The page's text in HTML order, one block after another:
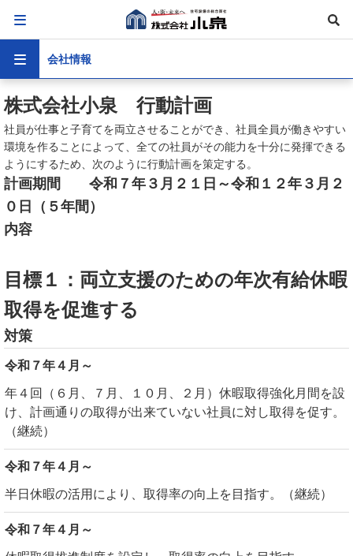
会社情報
株式会社小泉 行動計画
社員が仕事と子育てを両立させることができ、社員全員が働きやすい
環境を作ることによって、全ての社員がその能力を十分に発揮できる
ようにするため、次のように行動計画を策定する。
計画期間 令和７年３月２１日～令和１２年３月２
０日（５年間）
内容
目標１：両立支援のための年次有給休暇
取得を促進する
対策
令和７年４月～
年４回（６月、７月、１０月、２月）休暇取得強化月間を設
け、計画通りの取得が出来ていない社員に対し取得を促す。
（継続）
令和７年４月～
半日休暇の活用により、取得率の向上を目指す。（継続）
令和７年４月～